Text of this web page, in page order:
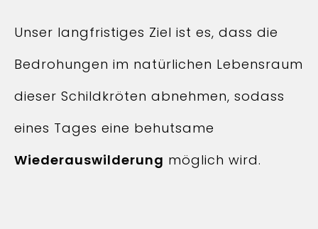
Unser langfristiges Ziel ist es, dass die
Bedrohungen im natürlichen Lebensraum
dieser Schildkröten abnehmen, sodass
eines Tages eine behutsame
Wiederauswilderung möglich wird.